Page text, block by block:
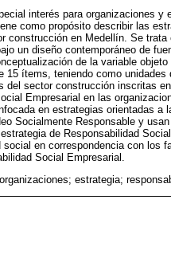
interés para organizaciones y
como propósito describir las
construcción en Medellín. Se trata
un diseño contemporáneo de
de la variable
ítems, teniendo como
sector construcción inscritas
Empresarial en las
en estrategias orientadas a
Socialmente Responsable y
de Responsabilidad
en correspondencia con los
Social Empresarial.
estrategia;